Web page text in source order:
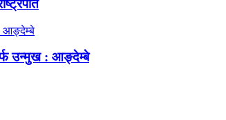
उन्मुख : आङ्देम्बे